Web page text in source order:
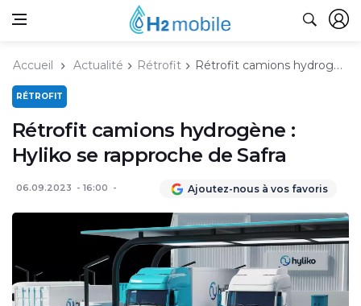
Accueil Actualité Rétrofit Rétrofit camions hydrogène : Hyliko se rapproche de Safra
RÉTROFIT
Rétrofit camions hydrogène :
Hyliko se rapproche de Safra
06.09.2023 16:00 Ajoutez-nous à vos favoris